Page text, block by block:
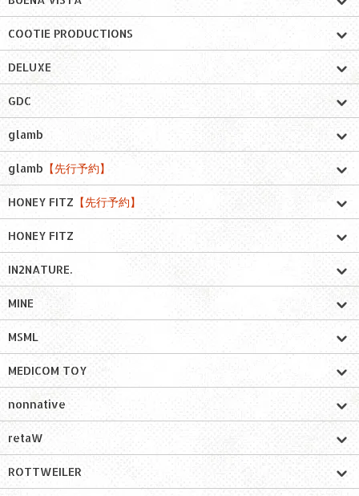
COOTIE PRODUCTIONS
DELUXE
GDC
glamb
glamb 【先行予約】
HONEY FITZ 【先行予約】
HONEY FITZ
IN2NATURE.
MINE
MSML
MEDICOM TOY
nonnative
retaW
ROTTWEILER